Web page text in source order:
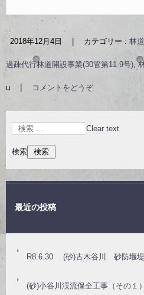
2018年12月4日 カテゴリー : 林
過疎代行林道開設事業(30管第11-9号),
u コメントをどうぞ
Clear text
検索
最近の投稿
R8.6.30 (砂)古木谷川 砂防堰堤
(砂)小谷川渓流保全工事（その１）